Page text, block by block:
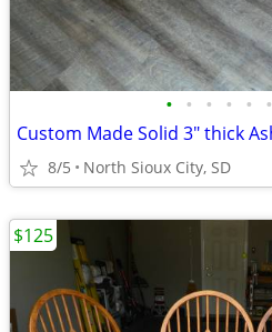
• • • • • •
8/5 North Sioux City, SD
$125